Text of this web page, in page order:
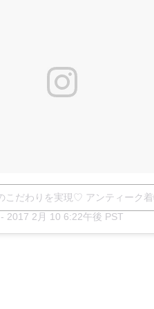
こだわりを実現♡ アンティーク
- 2017 2月 10 6:22午後 PST